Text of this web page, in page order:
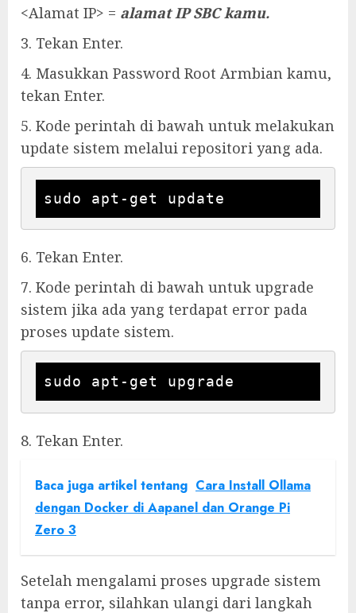
<Alamat IP> = alamat IP SBC kamu.
3. Tekan Enter.
4. Masukkan Password Root Armbian kamu,
tekan Enter.
5. Kode perintah di bawah untuk melakukan
update sistem melalui repositori yang ada.
sudo apt-get update
6. Tekan Enter.
7. Kode perintah di bawah untuk upgrade
sistem jika ada yang terdapat error pada
proses update sistem.
sudo apt-get upgrade
8. Tekan Enter.
Baca juga artikel tentang Cara Install Ollama
dengan Docker di Aapanel dan Orange Pi
Zero 3
Setelah mengalami proses upgrade sistem
tanpa error, silahkan ulangi dari langkah